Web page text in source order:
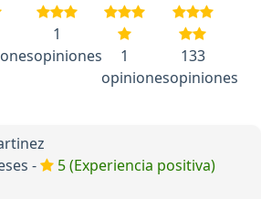
1
opiniones
1
opiniones
133
opiniones
-
5 (Experiencia positiva)